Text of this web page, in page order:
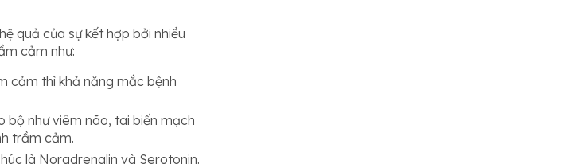
quả của sự kết hợp bởi nhiều
cảm như:
cảm thì khả năng mắc bệnh
bộ như viêm não, tai biến mạch
trầm cảm.
là Noradrenalin và Serotonin.